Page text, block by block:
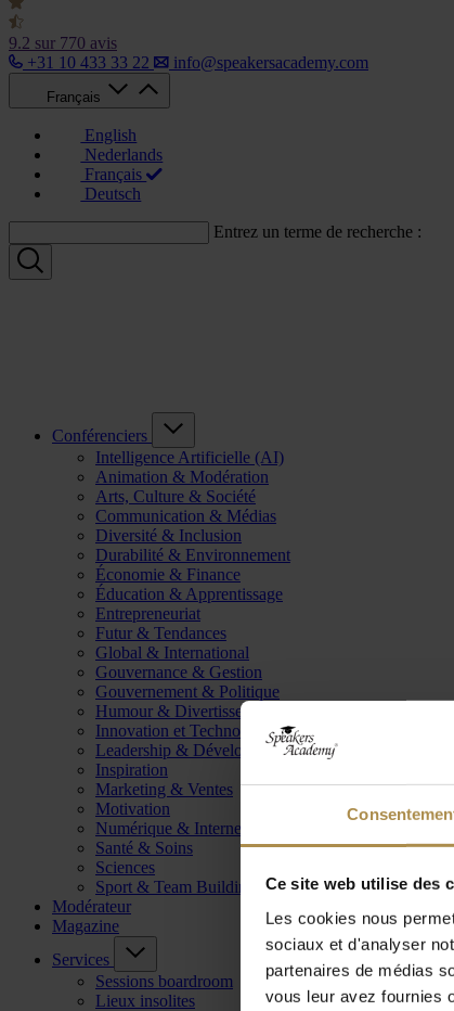
Ce site web utilise des
Les cookies nous
sociaux et d'analyser
partenaires de médias
vous leur avez fournies
9.2 sur 770 avis
+31 10 433 33 22
info@speakersacademy.com
Français
English
Nederlands
Français
Deutsch
Entrez un terme de recherche :
Conférenciers
Intelligence Artificielle (AI)
Animation & Modération
Arts, Culture & Société
Communication & Médias
Diversité & Inclusion
Durabilité & Environnement
Économie & Finance
Éducation & Apprentissage
Entrepreneuriat
Futur & Tendances
Global & International
Gouvernance & Gestion
Gouvernement & Politique
Humour & Divertissement
Innovation et Technologie
Leadership & Développement
Inspiration
Marketing & Ventes
Motivation
Numérique & Internet
Santé & Soins
Sciences
Sport & Team Building
Modérateur
Magazine
Services
Sessions boardroom
Lieux insolites